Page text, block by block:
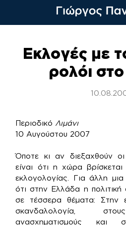
contentΕκλογές με
ρολόι
Περιοδικό Λιμάνι
10 Αυγούστου 2007
Όποτε κι αν διεξαχθούν
είναι ότι η χώρα
εκλογολογίας. Για άλλη
ότι στην Ελλάδα η πολιτική
σε τέσσερα θέματα: Στην
σκανδαλολογία,
ανασχηματισμούς και